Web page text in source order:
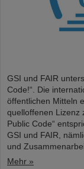
GSI und FAIR
Code!“. Die
öffentlichen Mitteln
quelloffenen Lizenz
Public Code“
GSI und FAIR,
und
Mehr »